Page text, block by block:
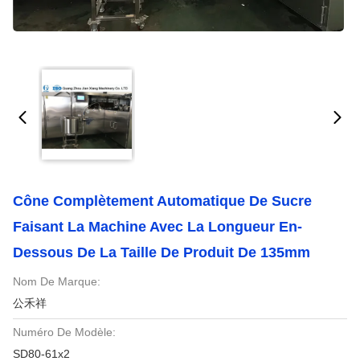
Cône Complètement Automatique De Sucre
Faisant La Machine Avec La Longueur En-
Dessous De La Taille De Produit De 135mm
Nom De Marque:
公禾祥
Numéro De Modèle:
SD80-61x2